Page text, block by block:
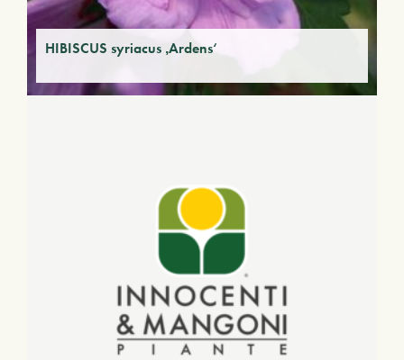
HIBISCUS syriacus ‚Ardens‘